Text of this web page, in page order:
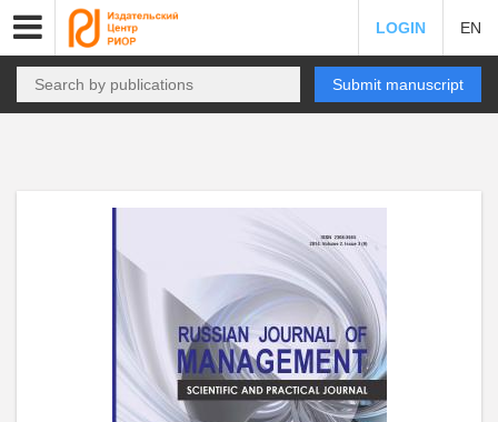
LOGIN EN
Submit manuscript